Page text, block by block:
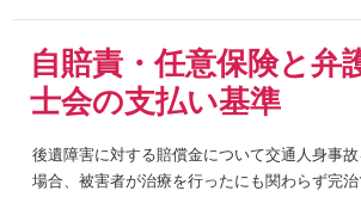
自賠責・任意保険と弁
士会の支払い基準
後遺障害に対する賠償金について交通人身事
場合、被害者が治療を行ったにも関わらず完